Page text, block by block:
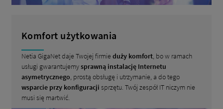
Komfort użytkowania
Netia GigaNet daje Twojej firmieduży komfort, bo w ramach
usługi gwarantujemysprawną instalację Internetu
asymetrycznego, prostą obsługę i utrzymanie, a do tego
wsparcie przy konfiguracji sprzętu. Twój zespół IT niczym nie
musi się martwić.